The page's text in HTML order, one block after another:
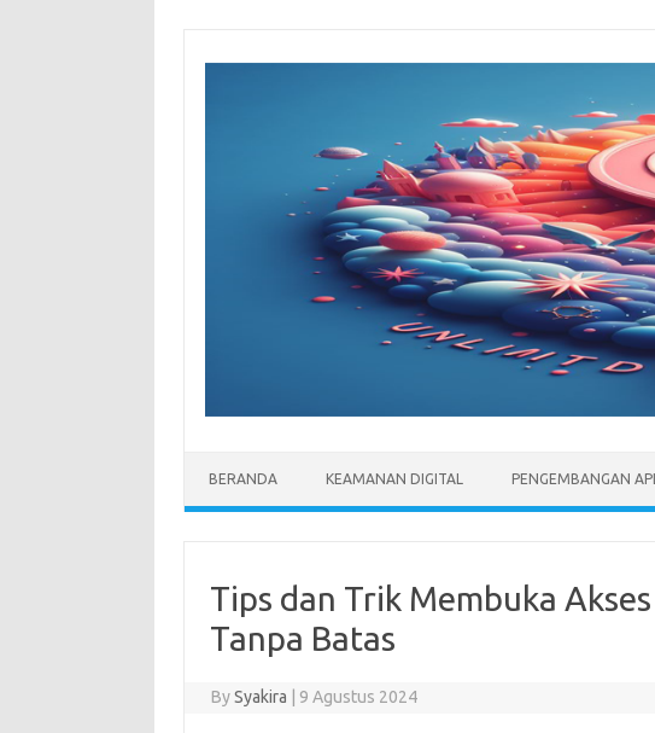
BERANDA KEAMANAN DIGITAL PENGEMBANGAN
Tips dan Trik Membuka
Tanpa Batas
BySyakira 9 Agustus 2024